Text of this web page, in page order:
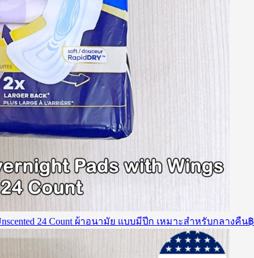
24 Count ผ้าอนามัย แบบมีปีก เหมาะสำหรับกลางคืน฿